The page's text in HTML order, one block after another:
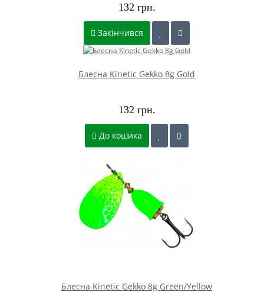
132 грн.
Закінчився
Блесна Kinetic Gekko 8g Gold
132 грн.
До кошика
Блесна Kinetic Gekko 8g Green/Yellow